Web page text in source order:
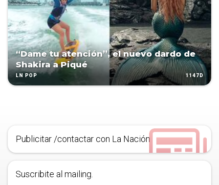
“Dame tu atención”, el nuevo dardo de
Shakira a Piqué
LN POP 1147D
Publicitar /contactar con La Nación
Suscribite al mailing.